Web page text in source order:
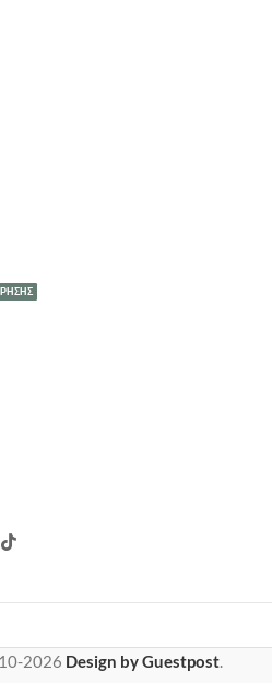
2026 Design by Guestpost.